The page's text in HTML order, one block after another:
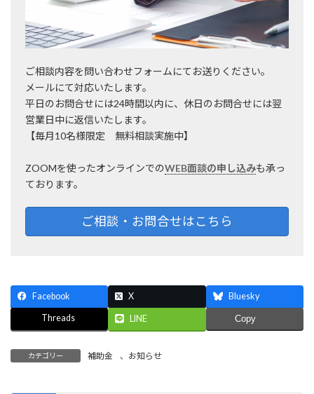
ご相談内容を問い合わせフォームにてお送りください。
メールにて対応いたします。
平日のお問合せには24時間以内に、休日のお問合せには翌
営業日中に返信いたします。
【毎月10名様限定 無料相談実施中】
ZOOMを使ったオンラインでのWEB面談の申し込みも承っ
ております。
ご相談・お問合せはこちら
Facebook X Bluesky
Threads LINE Copy
カテゴリー 補助金 、 お知らせ